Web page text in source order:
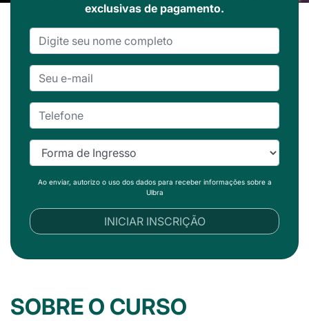
exclusivas de pagamento.
Ao enviar, autorizo o uso dos dados para receber informações sobre a
Ulbra
INICIAR INSCRIÇÃO
SOBRE O CURSO